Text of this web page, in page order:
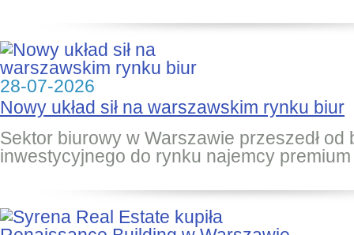
28-07-2026
Nowy układ sił na warszawskim rynku biur
Sektor biurowy w Warszawie przeszedł od
inwestycyjnego do rynku najemcy premium